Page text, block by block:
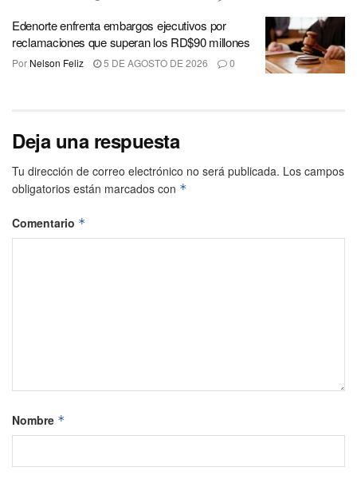
Edenorte enfrenta embargos ejecutivos por
reclamaciones que superan los RD$90 millones
Por Nelson Feliz 5 DE AGOSTO DE 2026 0
Deja una respuesta
Tu dirección de correo electrónico no será publicada. Los campos
obligatorios están marcados con *
Comentario *
Nombre *